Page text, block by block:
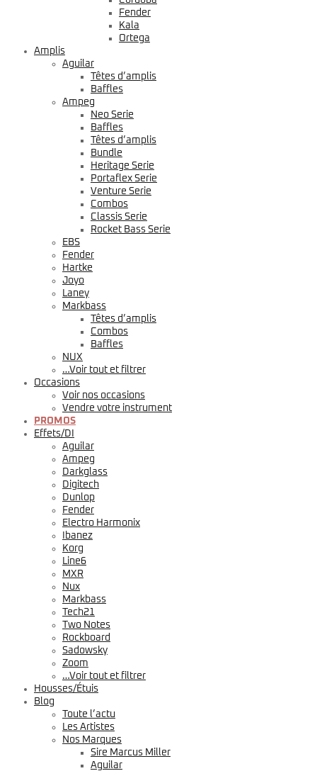
Fender
Kala
Ortega
Amplis
Aguilar
Têtes d’amplis
Baffles
Ampeg
Neo Serie
Baffles
Têtes d’amplis
Bundle
Heritage Serie
Portaflex Serie
Venture Serie
Combos
Classis Serie
Rocket Bass Serie
EBS
Fender
Hartke
Joyo
Laney
Markbass
Têtes d’amplis
Combos
Baffles
NUX
…Voir tout et filtrer
Occasions
Voir nos occasions
Vendre votre instrument
PROMOS
Effets/DI
Aguilar
Ampeg
Darkglass
Digitech
Dunlop
Fender
Electro Harmonix
Ibanez
Korg
Line6
MXR
Nux
Markbass
Tech21
Two Notes
Rockboard
Sadowsky
Zoom
…Voir tout et filtrer
Housses/Étuis
Blog
Toute l’actu
Les Artistes
Nos Marques
Sire Marcus Miller
Aguilar